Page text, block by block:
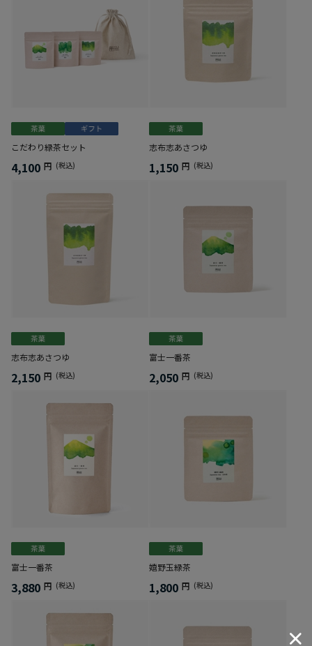
こだわり緑茶セット
4,100 円 (税込)
志布志あさつゆ
1,150 円 (税込)
志布志あさつゆ
2,150 円 (税込)
富士一番茶
2,050 円 (税込)
富士一番茶
3,880 円 (税込)
嬉野玉緑茶
1,800 円 (税込)